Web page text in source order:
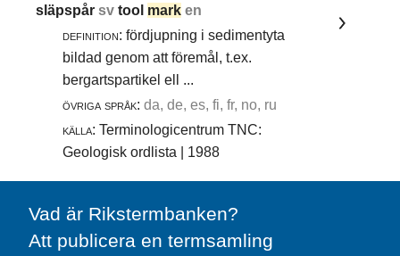
släpspårsvtool mark en
definition: fördjupning i sedimentyta
bildad genom att föremål, t.ex.
bergartspartikel ell ...
övriga språk: da, de, es, fi, fr, no, ru
källa: Terminologicentrum TNC:
Geologisk ordlista | 1988
Vad är Rikstermbanken?
Att publicera en termsamling